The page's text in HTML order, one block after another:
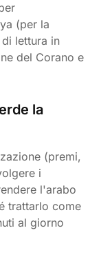
(per la
lettura in
del Corano e
la
(premi,
i
l'arabo
trattarlo come
al giorno